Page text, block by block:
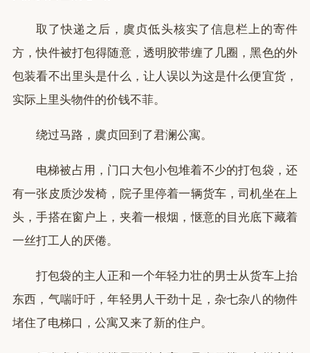
取了快递之后，虞贞低头核实了信息栏上的寄件
方，快件被打包得随意，透明胶带缠了几圈，黑色的外
包装看不出里头是什么，让人误以为这是什么便宜货，
实际上里头物件的价钱不菲。
绕过马路，虞贞回到了君澜公寓。
电梯被占用，门口大包小包堆着不少的打包袋，还
有一张皮质沙发椅，院子里停着一辆货车，司机坐在上
头，手搭在窗户上，夹着一根烟，惬意的目光底下藏着
一丝打工人的厌倦。
打包袋的主人正和一个年轻力壮的男士从货车上抬
东西，气喘吁吁，年轻男人干劲十足，杂七杂八的物件
堵住了电梯口，公寓又来了新的住户。